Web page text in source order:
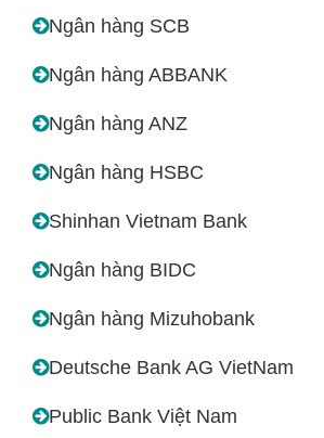
Ngân hàng SCB
Ngân hàng ABBANK
Ngân hàng ANZ
Ngân hàng HSBC
Shinhan Vietnam Bank
Ngân hàng BIDC
Ngân hàng Mizuhobank
Deutsche Bank AG VietNam
Public Bank Việt Nam